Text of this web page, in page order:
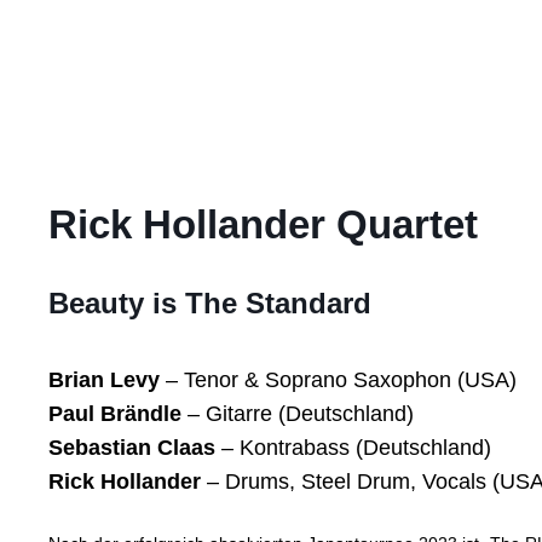
Rick Hollander Quartet
Beauty is The Standard
Brian Levy – Tenor & Soprano Saxophon (USA)
Paul Brändle – Gitarre (Deutschland)
Sebastian Claas – Kontrabass (Deutschland)
Rick Hollander – Drums, Steel Drum, Vocals